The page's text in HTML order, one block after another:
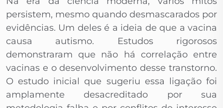
persistem, mesmo quando desmascarados por
evidências. Um deles é a ideia de que a vacina
causa autismo. Estudos rigorosos
demonstraram que não há correlação entre
vacinas e o desenvolvimento desse transtorno.
O estudo inicial que sugeriu essa ligação foi
amplamente desacreditado por sua